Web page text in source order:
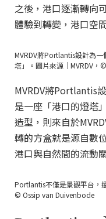
之後，港口逐漸轉向
體驗到轉變，港口空
MVRDV將Portlantis設計為
塔」。圖片來源｜MVRDV
MVRDV將Portlantis
是一座「港口的燈塔
造型，則來自於
轉的方盒就是源自數
港口與自然間的流動
Portlantis不僅是景觀平台，
© Ossip van Duivenbode